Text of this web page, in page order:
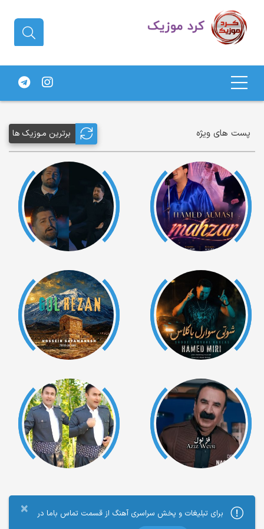
پست های ویژه برترین مـوزیک ها
×
برای تبلیغات و پخش سراسری آهنگ از قسمت تماس باما در